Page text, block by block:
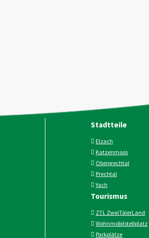
Stadtteile
Elzach
Katzenmoos
Oberprechtal
Prechtal
Yach
Tourismus
ZTL ZweiTälerLand
Wohnmobilstellplatz
Parkplätze